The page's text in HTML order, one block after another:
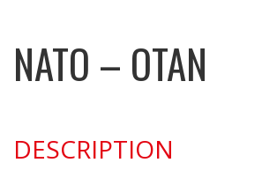
NATO – OTAN
DESCRIPTION